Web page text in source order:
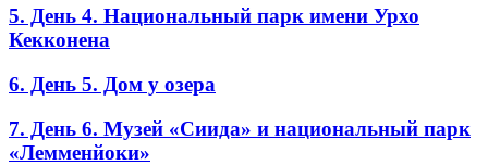
5. День 4. Национальный парк имени Урхо
Кекконена
6. День 5. Дом у озера
7. День 6. Музей «Сиида» и национальный парк
«Лемменйоки»